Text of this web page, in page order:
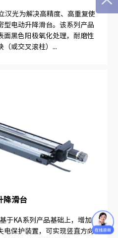
汉光为解决高精度、高重复使
型电动升降滑台。该系列产品
面黑色阳极氧化处理，耐磨性
（或交叉滚柱）...
降滑台
于KA系列产品基础上，增加竖
电保护装置，可实现竖直方向